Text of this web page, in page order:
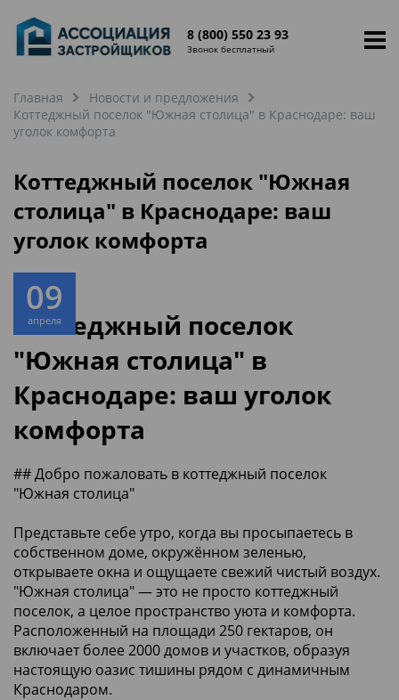
8 (800) 550 23 93
Звонок бесплатный
Главная
Новости и предложения
Коттеджный поселок "Южная столица" в Краснодаре: ваш
уголок комфорта
Коттеджный поселок "Южная
столица" в Краснодаре: ваш
уголок комфорта
09
апреля
Коттеджный поселок
"Южная столица" в
Краснодаре: ваш уголок
комфорта
## Добро пожаловать в коттеджный поселок
"Южная столица"
Представьте себе утро, когда вы просыпаетесь в
собственном доме, окружённом зеленью,
открываете окна и ощущаете свежий чистый воздух.
"Южная столица" — это не просто коттеджный
поселок, а целое пространство уюта и комфорта.
Расположенный на площади 250 гектаров, он
включает более 2000 домов и участков, образуя
настоящую оазис тишины рядом с динамичным
Краснодаром.